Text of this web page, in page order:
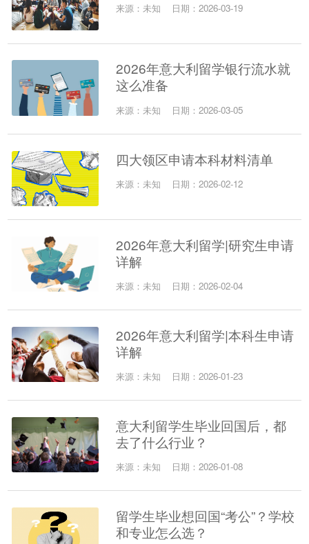
来源：未知 日期：2026-03-19
2026年意大利留学银行流水就
这么准备
来源：未知 日期：2026-03-05
四大领区申请本科材料清单
来源：未知 日期：2026-02-12
2026年意大利留学|研究生申请
详解
来源：未知 日期：2026-02-04
2026年意大利留学|本科生申请
详解
来源：未知 日期：2026-01-23
意大利留学生毕业回国后，都
去了什么行业？
来源：未知 日期：2026-01-08
留学生毕业想回国“考公”？学校
和专业怎么选？